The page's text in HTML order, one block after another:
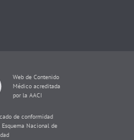
Web de Contenido
Médico acreditada
por la AACI
de conformidad
Nacional de